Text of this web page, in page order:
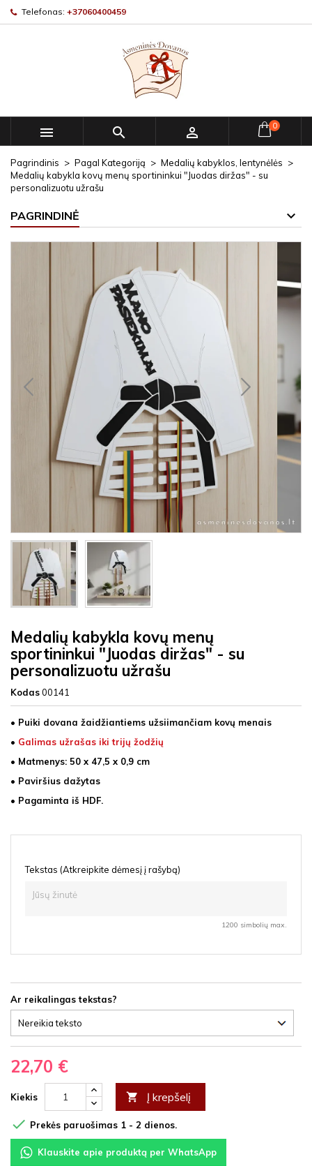
Telefonas: +37060400459
   0
Pagrindinis Pagal Kategoriją
Medalių kabyklos, lentynėlės
Medalių kabykla kovų menų sportininkui "Juodas diržas" - su
personalizuotu užrašu
PAGRINDINĖ
Medalių kabykla kovų menų
sportininkui "Juodas diržas" - su
personalizuotu užrašu
Kodas00141
• Puiki dovana žaidžiantiems užsiimančiam kovų menais
• Galimas užrašas iki trijų žodžių
• Matmenys: 50 x 47,5 x 0,9 cm
• Paviršius dažytas
• Pagaminta iš HDF.
Tekstas (Atkreipkite dėmesį į rašybą)
1200 simbolių max.
Ar reikalingas tekstas?
22,70 €
Kiekis  Į krepšelį
 Prekės paruošimas 1 - 2 dienos.
Klauskite apie produktą per WhatsApp